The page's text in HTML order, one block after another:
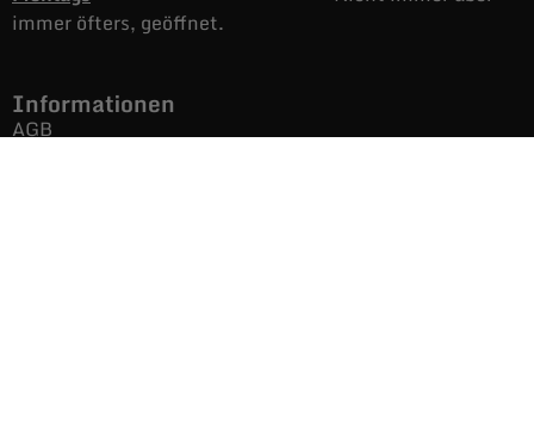
immer öfters, geöffnet.
Informationen
AGB